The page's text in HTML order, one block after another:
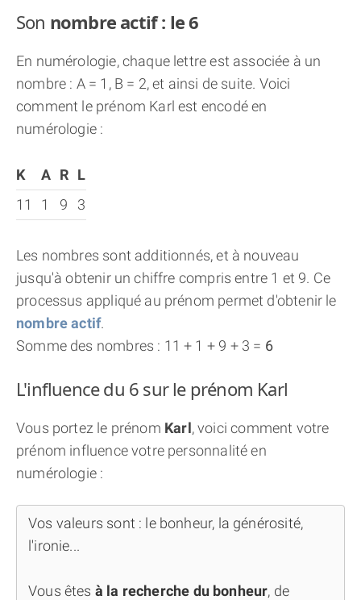
Son nombre actif : le 6
En numérologie, chaque lettre est associée à un
nombre : A = 1, B = 2, et ainsi de suite. Voici
comment le prénom Karl est encodé en
numérologie :
K A R L
11
1 9 3
Les nombres sont additionnés, et à nouveau
jusqu'à obtenir un chiffre compris entre 1 et 9. Ce
processus appliqué au prénom permet d'obtenir le
nombre actif.
Somme des nombres : 11 + 1 + 9 + 3 = 6
L'influence du 6 sur le prénom Karl
Vous portez le prénom Karl, voici comment votre
prénom influence votre personnalité en
numérologie :
Vos valeurs sont : le bonheur, la générosité,
l'ironie...
Vous êtes à la recherche du bonheur, de